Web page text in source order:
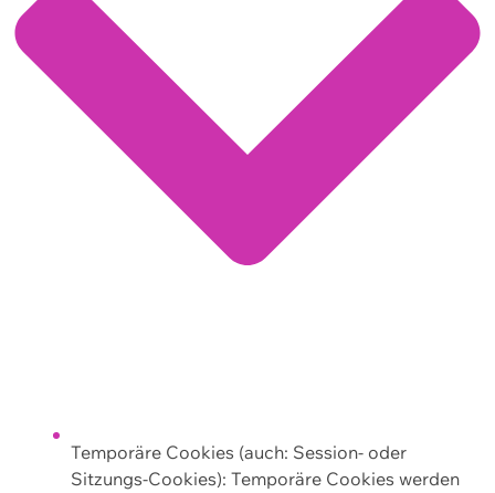
Temporäre Cookies (auch: Session- oder
Sitzungs-Cookies): Temporäre Cookies werden